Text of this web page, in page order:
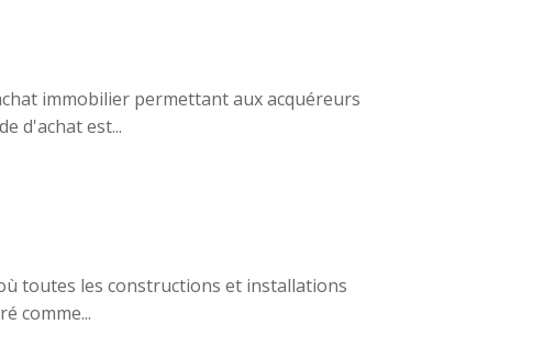
immobilier permettant aux acquéreurs
d'achat est...
toutes les constructions et installations
comme...